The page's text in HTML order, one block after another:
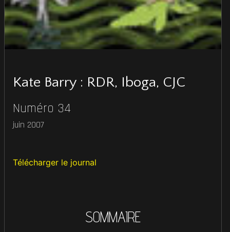
Kate Barry : RDR, Iboga, CJC
Numéro 34
juin 2007
Télécharger le journal
SOMMAIRE